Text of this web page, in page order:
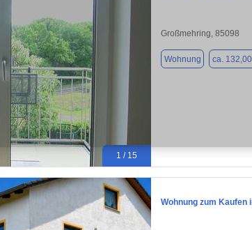
1 / 15
Großmehring, 85098
Wohnung ca. 132,00
Wohnung zum Kaufen